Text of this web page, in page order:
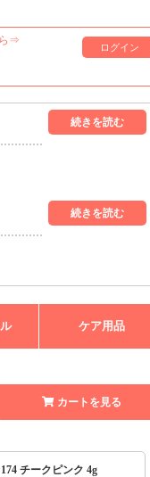
⇒
ログイン
ケア用品
カートを見る
チークピンク 4g